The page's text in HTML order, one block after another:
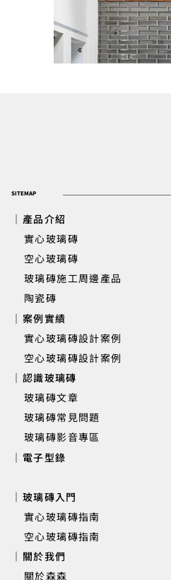
寶台建設(桃園)
SITEMAP
｜產品介紹
實心玻璃磚
​ 空心玻璃磚
玻璃磚施工周邊產品
陶瓷磚
｜案例實績
實心玻璃磚設計案例
空心玻璃磚設計案例
｜認識玻璃磚
玻璃磚文章
玻璃磚常見問題
玻璃磚影音專區
｜電子型錄
｜玻璃磚入門
實心玻璃磚指南
空心玻璃磚指南
｜關於我們
關於森森